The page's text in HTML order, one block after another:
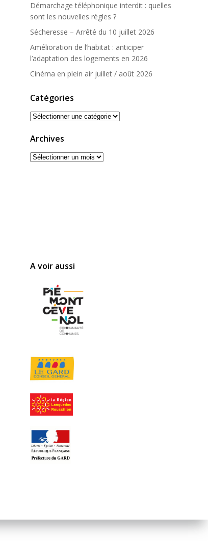
Démarchage téléphonique interdit : quelles
sont les nouvelles règles ?
Sécheresse – Arrêté du 10 juillet 2026
Amélioration de l’habitat : anticiper
l’adaptation des logements en 2026
Cinéma en plein air juillet / août 2026
Catégories
Catégories
Archives
Archives
A voir aussi